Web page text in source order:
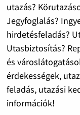
utazás?
Jegyfoglalás?
hirdetésfeladás?
Utasbiztosítás?
és
érdekességek,
feladás, utazási
információk!